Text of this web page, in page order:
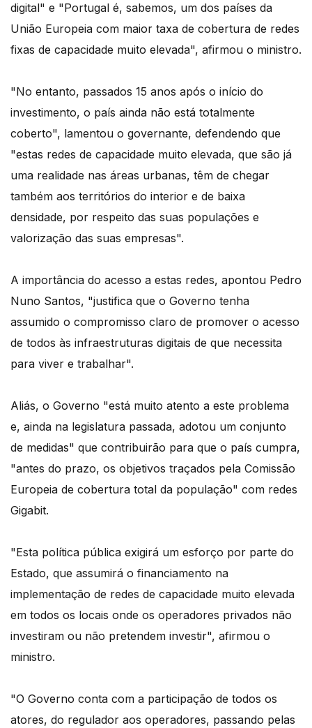
digital" e "Portugal é, sabemos, um dos países da
União Europeia com maior taxa de cobertura de redes
fixas de capacidade muito elevada", afirmou o ministro.
"No entanto, passados 15 anos após o início do
investimento, o país ainda não está totalmente
coberto", lamentou o governante, defendendo que
"estas redes de capacidade muito elevada, que são já
uma realidade nas áreas urbanas, têm de chegar
também aos territórios do interior e de baixa
densidade, por respeito das suas populações e
valorização das suas empresas".
A importância do acesso a estas redes, apontou Pedro
Nuno Santos, "justifica que o Governo tenha
assumido o compromisso claro de promover o acesso
de todos às infraestruturas digitais de que necessita
para viver e trabalhar".
Aliás, o Governo "está muito atento a este problema
e, ainda na legislatura passada, adotou um conjunto
de medidas" que contribuirão para que o país cumpra,
"antes do prazo, os objetivos traçados pela Comissão
Europeia de cobertura total da população" com redes
Gigabit.
"Esta política pública exigirá um esforço por parte do
Estado, que assumirá o financiamento na
implementação de redes de capacidade muito elevada
em todos os locais onde os operadores privados não
investiram ou não pretendem investir", afirmou o
ministro.
"O Governo conta com a participação de todos os
atores, do regulador aos operadores, passando pelas